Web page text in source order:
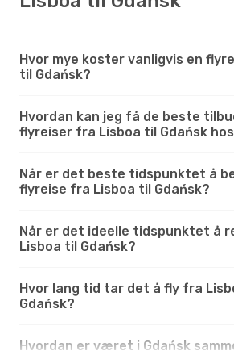
Hvor mye koster vanligvis en
til Gdańsk?
Hvordan kan jeg få de beste
flyreiser fra Lisboa til Gdańsk
Når er det beste tidspunktet å
flyreise fra Lisboa til Gdańsk?
Når er det ideelle tidspunktet å
Lisboa til Gdańsk?
Hvor lang tid tar det å fly fra
Gdańsk?
Hvordan er været i Gdańsk